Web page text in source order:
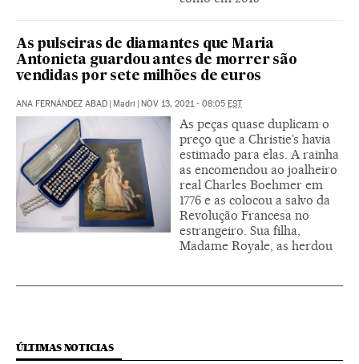
As pulseiras de diamantes que Maria
Antonieta guardou antes de morrer são
vendidas por sete milhões de euros
ANA FERNÁNDEZ ABAD | Madri | NOV 13, 2021 - 08:05 EST
As peças quase duplicam o
preço que a Christie’s havia
estimado para elas. A rainha
as encomendou ao joalheiro
real Charles Boehmer em
1776 e as colocou a salvo da
Revolução Francesa no
estrangeiro. Sua filha,
Madame Royale, as herdou
ÚLTIMAS NOTICIAS